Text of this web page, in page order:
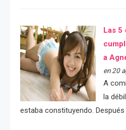
Las 5
a
en 20
A
la
estaba constituyendo. Después